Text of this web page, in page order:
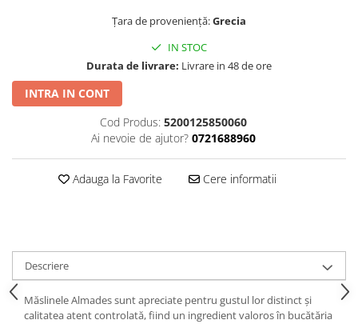
Țara de proveniență:Grecia
IN STOC
Durata de livrare: Livrare in 48 de ore
INTRA IN CONT
Cod Produs: 5200125850060
Ai nevoie de ajutor? 0721688960
Adauga la Favorite Cere informatii
Descriere
Măslinele Almades sunt apreciate pentru gustul lor distinct și
calitatea atent controlată, fiind un ingredient valoros în bucătăria